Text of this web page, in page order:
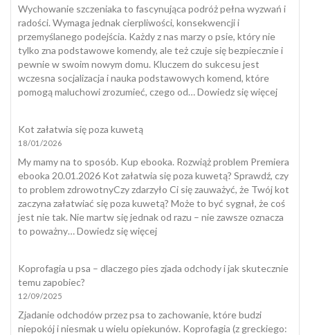
psa?
Wychowanie szczeniaka to fascynująca podróż pełna wyzwań i
radości. Wymaga jednak cierpliwości, konsekwencji i
przemyślanego podejścia. Każdy z nas marzy o psie, który nie
tylko zna podstawowe komendy, ale też czuje się bezpiecznie i
pewnie w swoim nowym domu. Kluczem do sukcesu jest
wczesna socjalizacja i nauka podstawowych komend, które
pomogą maluchowi zrozumieć, czego od…Dowiedz się więcej:
Kot załatwia się poza kuwetą
18/01/2026
My mamy na to sposób. Kup ebooka. Rozwiąż problem Premiera
ebooka 20.01.2026 Kot załatwia się poza kuwetą? Sprawdź, czy
to problem zdrowotnyCzy zdarzyło Ci się zauważyć, że Twój kot
zaczyna załatwiać się poza kuwetą? Może to być sygnał, że coś
jest nie tak. Nie martw się jednak od razu – nie zawsze oznacza
to poważny…Dowiedz się więcej:
się
Koprofagia u psa – dlaczego pies zjada odchody i jak skutecznie
temu zapobiec?
12/09/2025
Zjadanie odchodów przez psa to zachowanie, które budzi
niepokój i niesmak u wielu opiekunów. Koprofagia (z greckiego: